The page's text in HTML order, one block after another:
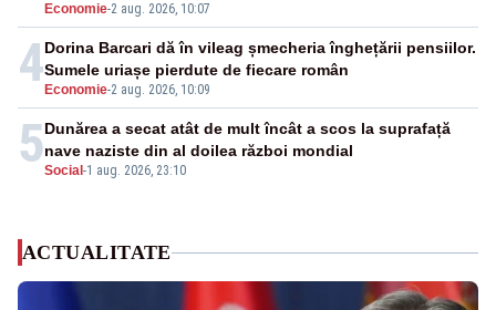
Economie-2 aug. 2026, 10:07
4 Economie-2 aug. 2026, 10:09
Dorina Barcari dă în vileag șmecheria înghețării pensiilor.
Sumele uriașe pierdute de fiecare român
5Social -1 aug. 2026, 23:10
Dunărea a secat atât de mult încât a scos la suprafață
nave naziste din al doilea război mondial
ACTUALITATE